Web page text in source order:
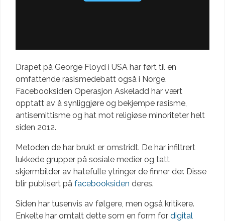
Drapet på George Floyd i USA har ført til en
omfattende rasismedebatt også i Norge.
Facebooksiden Operasjon Askeladd har vært
opptatt av å synliggjøre og bekjempe rasisme,
antisemittisme og hat mot religiøse minoriteter helt
siden 2012.
Metoden de har brukt er omstridt. De har infiltrert
lukkede grupper på sosiale medier og tatt
skjermbilder av hatefulle ytringer de finner der. Disse
blir publisert på facebooksiden deres.
Siden har tusenvis av følgere, men også kritikere.
Enkelte har omtalt dette som en form for digital